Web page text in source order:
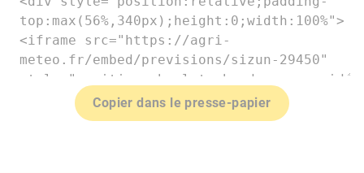
Copier dans le presse-papier